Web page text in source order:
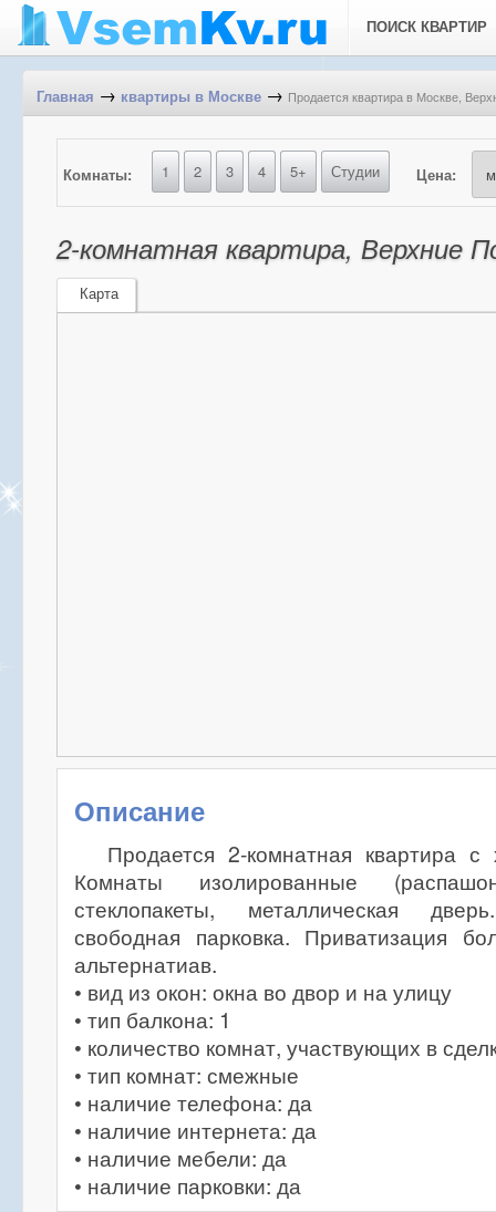
ПОИСК КВАРТИР
Главная → квартиры в Москве → Продается квартира в Москве,
Комнаты: 1 2 3 4 5+ Студии Цена:
2-комнатная квартира, Верхние
Карта
Описание
Продается 2-комнатная квартира
Комнаты изолированные
стеклопакеты, металлическая
свободная парковка. Приватизация
альтернатиав.
• вид из окон: окна во двор и на улицу
• тип балкона: 1
• количество комнат, участвующих в
• тип комнат: смежные
• наличие телефона: да
• наличие интернета: да
• наличие мебели: да
• наличие парковки: да